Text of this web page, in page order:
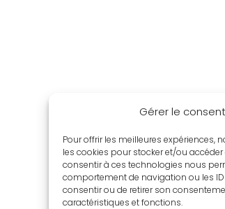
Gérer le
Pour offrir les meilleures expériences,
les cookies pour stocker et/ou
consentir à ces technologies nous
comportement de navigation ou les
consentir ou de retirer son
caractéristiques et fonctions.